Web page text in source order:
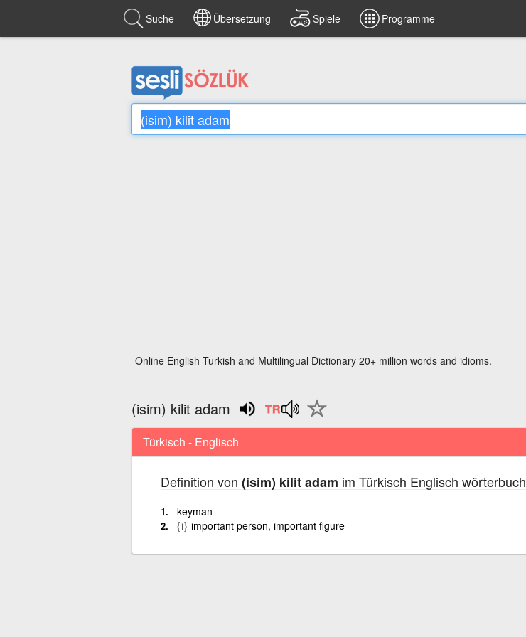
Suche Übersetzung Spiele Programme
Online English Turkish and Multilingual Dictionary 20+ million words and idioms.
(isim) kilit adam
Türkisch - Englisch
Definition von (isim) kilit adam im Türkisch Englisch wörterbuch
keyman
{i} important person, important figure